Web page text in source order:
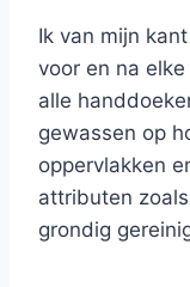
Ik van mijn
voor en na
alle
gewassen op
oppervlakken
attributen
grondig